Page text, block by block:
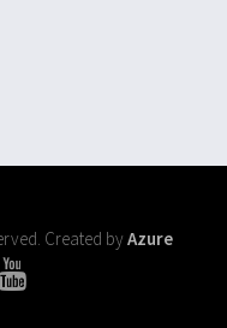
Created byAzure